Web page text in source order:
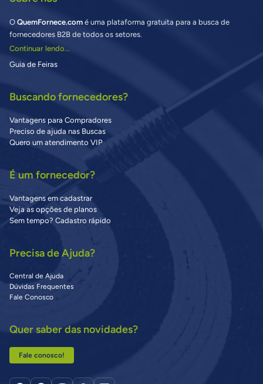
O QuemFornece.com é uma plataforma gratuita para a busca de
fornecedores B2B de todos os setores.
Continuar lendo...
Guia de Feiras
Buscando fornecedores?
Vantagens para Compradores
Preciso de ajuda nas Buscas
Quero um atendimento VIP
É um fornecedor?
Vantagens em cadastrar
Veja as opções de planos
Sem tempo? Cadastro rápido
Precisa de Ajuda?
Central de Ajuda
Dúvidas Frequentes
Fale Conosco
Quer saber das novidades?
Fale conosco!